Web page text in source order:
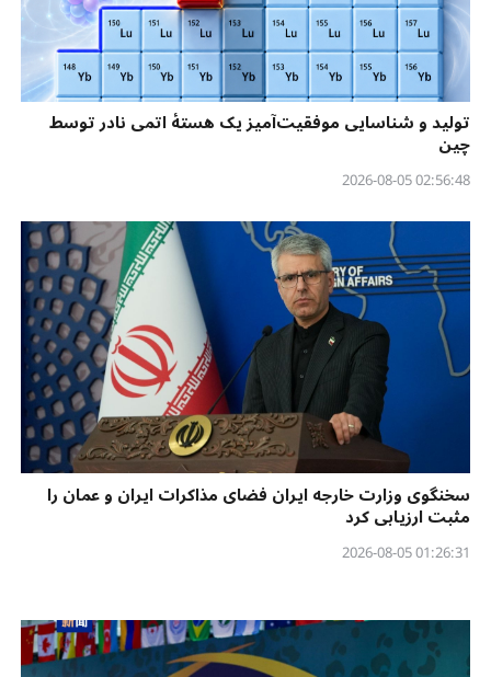
تولید و شناسایی موفقیت‌آمیز یک هستهٔ اتمی نادر توسط
چین
02:56:48 2026-08-05
سخنگوی وزارت خارجه ایران فضای مذاکرات ایران و عمان را
مثبت ارزیابی کرد
01:26:31 2026-08-05